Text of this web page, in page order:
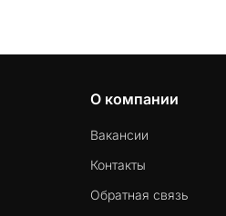
О компании
Вакансии
Контакты
Обратная связь